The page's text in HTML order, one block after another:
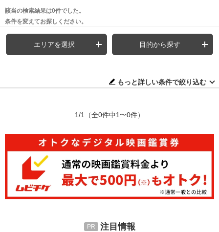
該当の検索結果は0件でした。
条件を変えてお探しください。
エリアを選択 目的から探す
もっと詳しい条件で絞り込む
1/1 （全0件中1〜0件）
注目情報